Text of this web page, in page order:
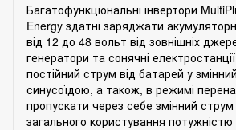
Багатофункціональні інвертори
Energy здатні заряджати
від 12 до 48 вольт від зовнішніх
генератори та сонячні
постійний струм від батарей у
синусоїдою, а також, в режимі
пропускати через себе змінний
загального користування